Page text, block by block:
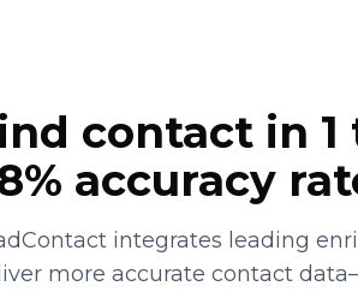
contact in
accuracy
integrates leading
more accurate contact